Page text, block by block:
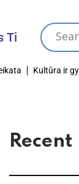
Kultūra ir